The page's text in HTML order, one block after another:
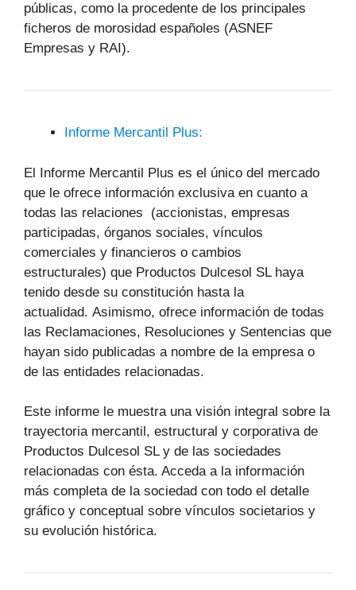
públicas, como la procedente de los principales
ficheros de morosidad españoles (ASNEF
Empresas y RAI).
Informe Mercantil Plus:
El Informe Mercantil Plus es el único del mercado
que le ofrece información exclusiva en cuanto a
todas las relaciones (accionistas, empresas
participadas, órganos sociales, vínculos
comerciales y financieros o cambios
estructurales) que Productos Dulcesol SL haya
tenido desde su constitución hasta la
actualidad. Asimismo, ofrece información de todas
las Reclamaciones, Resoluciones y Sentencias que
hayan sido publicadas a nombre de la empresa o
de las entidades relacionadas.
Este informe le muestra una visión integral sobre la
trayectoria mercantil, estructural y corporativa de
Productos Dulcesol SL y de las sociedades
relacionadas con ésta. Acceda a la información
más completa de la sociedad con todo el detalle
gráfico y conceptual sobre vínculos societarios y
su evolución histórica.